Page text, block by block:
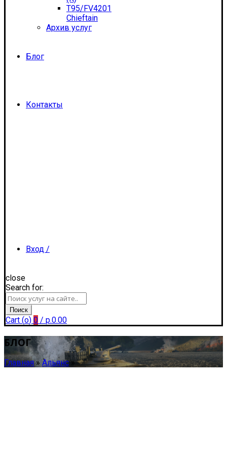
T95/FV4201
Chieftain
Архив услуг
Блог
Контакты
Вход /
Регистрация
close
Search for:
Поиск
Cart (o) 0 / р.0.00
БЛОГ
Главная» Альянс»